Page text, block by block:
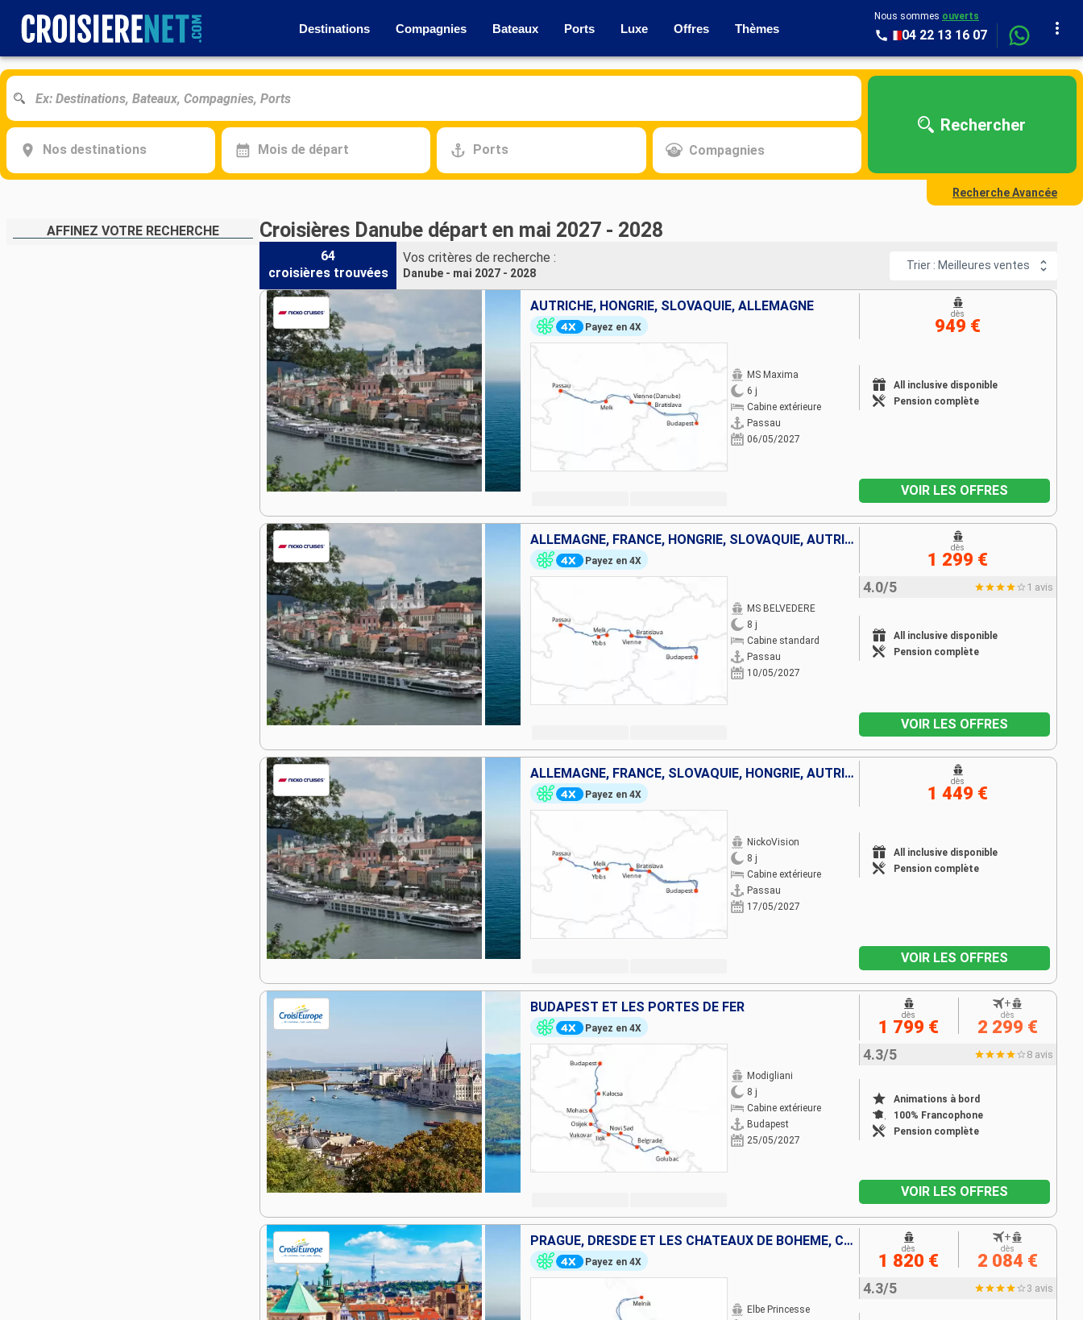
Destinations Compagnies Bateaux Ports Luxe Offres Thèmes
Nous sommes ouverts
04 22 13 16 07
Nos destinations Mois de départ Ports Compagnies
Rechercher
Recherche Avancée
AFFINEZ VOTRE RECHERCHE Croisières Danube départ en mai 2027 - 2028
64
croisières trouvées
Vos critères de recherche :
Danube - mai 2027 - 2028
Trier : Meilleures ventes
AUTRICHE, HONGRIE, SLOVAQUIE, ALLEMAGNE
Payez en 4X
MS Maxima
6 j
Cabine extérieure
Passau
06/05/2027
All inclusive disponible
Pension complète
dès
949 €
VOIR LES OFFRES
ALLEMAGNE, FRANCE, HONGRIE, SLOVAQUIE, AUTRICHE
Payez en 4X
MS BELVEDERE
8 j
Cabine standard
Passau
10/05/2027
4.0/5 1 avis
All inclusive disponible
Pension complète
dès
1 299 €
VOIR LES OFFRES
ALLEMAGNE, FRANCE, SLOVAQUIE, HONGRIE, AUTRICHE
Payez en 4X
NickoVision
8 j
Cabine extérieure
Passau
17/05/2027
All inclusive disponible
Pension complète
dès
1 449 €
VOIR LES OFFRES
BUDAPEST ET LES PORTES DE FER
Payez en 4X
Modigliani
8 j
Cabine extérieure
Budapest
25/05/2027
4.3/5 8 avis
Animations à bord
100% Francophone
Pension complète
dès
1 799 €
+
dès
2 299 €
VOIR LES OFFRES
PRAGUE, DRESDE ET LES CHÂTEAUX DE BOHÊME, CROISIÈRE INÉDITE SUR L'ELBE ET LA MOLDAU SAUVAGE
Payez en 4X
Elbe Princesse
4.3/5 3 avis
dès
1 820 €
+
dès
2 084 €